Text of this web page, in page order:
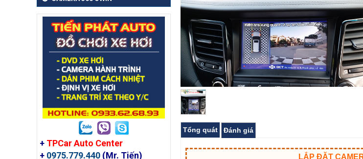
+ TPCar Auto Center
+ 0975.779.440 (Mr. Tiến)
Tổng quát Đánh giá
LẮP ĐẶT